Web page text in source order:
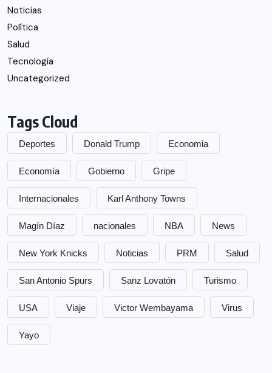
Noticias
Política
Salud
Tecnología
Uncategorized
Tags Cloud
Deportes Donald Trump Economia
Economía Gobierno Gripe
Internacionales Karl Anthony Towns
Magín Díaz nacionales NBA News
New York Knicks Noticias PRM Salud
San Antonio Spurs Sanz Lovatón Turismo
USA Viaje Victor Wembayama Virus
Yayo